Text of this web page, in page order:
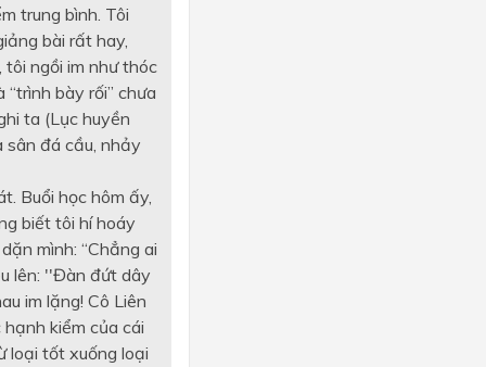
trung bình. Tôi
bài rất hay,
ngồi im như thóc
bày rối” chưa
ta (Lục huyền
sân đá cầu, nhảy
Buổi học hôm ấy,
biết tôi hí hoáy
mình: “Chẳng ai
lên: ''Đàn đứt dây
im lặng! Cô Liên
kiểm của cái
loại tốt xuống loại